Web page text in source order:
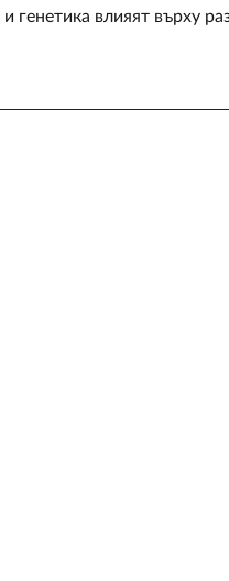
генетика влияят върху